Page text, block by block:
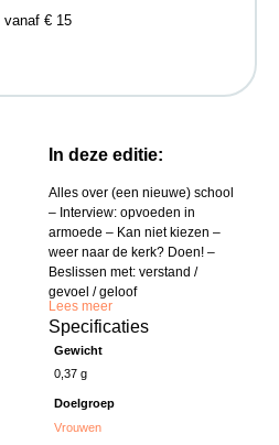
In deze editie:
Alles over (een nieuwe) school
– Interview: opvoeden in
armoede – Kan niet kiezen –
weer naar de kerk? Doen! –
Beslissen met: verstand /
gevoel / geloof
Lees meer
Specificaties
Gewicht
0,37 g
Doelgroep
Vrouwen
vanaf € 15